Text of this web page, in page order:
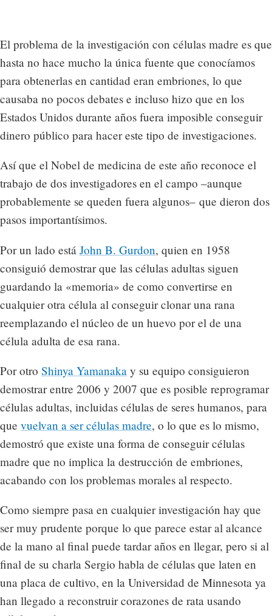
El problema de la investigación con células madre es que
hasta no hace mucho la única fuente que conocíamos
para obtenerlas en cantidad eran embriones, lo que
causaba no pocos debates e incluso hizo que en los
Estados Unidos durante años fuera imposible conseguir
dinero público para hacer este tipo de investigaciones.
Así que el Nobel de medicina de este año reconoce el
trabajo de dos investigadores en el campo –aunque
probablemente se queden fuera algunos– que dieron dos
pasos importantísimos.
Por un lado está John B. Gurdon, quien en 1958
consiguió demostrar que las células adultas siguen
guardando la «memoria» de como convertirse en
cualquier otra célula al conseguir clonar una rana
reemplazando el núcleo de un huevo por el de una
célula adulta de esa rana.
Por otro Shinya Yamanaka y su equipo consiguieron
demostrar entre 2006 y 2007 que es posible reprogramar
células adultas, incluidas células de seres humanos, para
que vuelvan a ser células madre, o lo que es lo mismo,
demostró que existe una forma de conseguir células
madre que no implica la destrucción de embriones,
acabando con los problemas morales al respecto.
Como siempre pasa en cualquier investigación hay que
ser muy prudente porque lo que parece estar al alcance
de la mano al final puede tardar años en llegar, pero si al
final de su charla Sergio habla de células que laten en
una placa de cultivo, en la Universidad de Minnesota ya
han llegado a reconstruir corazones de rata usando